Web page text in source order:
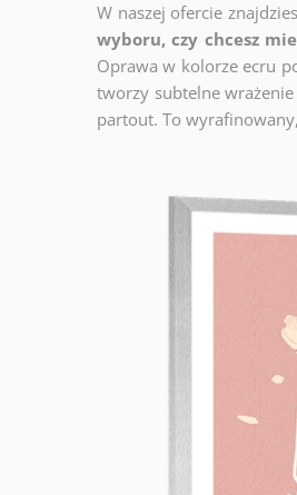
W naszej ofercie
wyboru, czy chcesz
Oprawa w kolorze ecru
tworzy subtelne
partout. To